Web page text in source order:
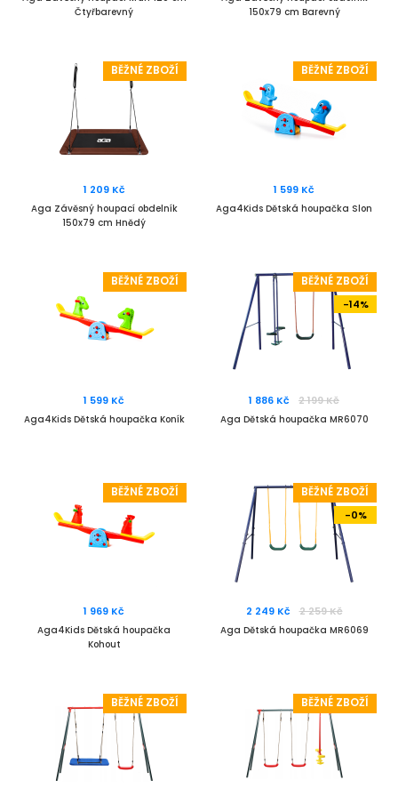
Čtyřbarevný
150x79 cm Barevný
BĚŽNÉ ZBOŽÍ
1 209 Kč
Aga Závěsný houpací obdelník
150x79 cm Hnědý
BĚŽNÉ ZBOŽÍ
1 599 Kč
Aga4Kids Dětská houpačka Slon
BĚŽNÉ ZBOŽÍ
1 599 Kč
Aga4Kids Dětská houpačka Koník
BĚŽNÉ ZBOŽÍ
-14%
1 886 Kč 2 199 Kč
Aga Dětská houpačka MR6070
BĚŽNÉ ZBOŽÍ
1 969 Kč
Aga4Kids Dětská houpačka
Kohout
BĚŽNÉ ZBOŽÍ
-0%
2 249 Kč 2 259 Kč
Aga Dětská houpačka MR6069
BĚŽNÉ ZBOŽÍ BĚŽNÉ ZBOŽÍ